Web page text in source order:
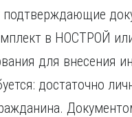
подтверждающие
в НОСТРОЙ
для внесения
достаточно